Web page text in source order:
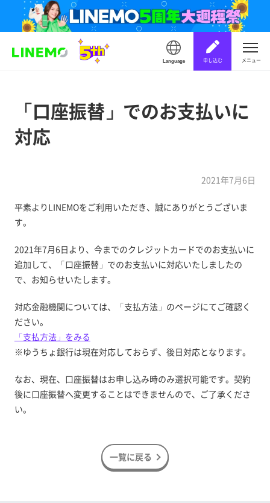
Language 申し込む メニュー
「口座振替」でのお支払いに
対応
2021年7月6日
平素よりLINEMOをご利用いただき、誠にありがとうございま
す。
2021年7月6日より、今までのクレジットカードでのお支払いに
追加して、「口座振替」でのお支払いに対応いたしましたの
で、お知らせいたします。
対応金融機関については、「支払方法」のページにてご確認く
ださい。
「支払方法」をみる
※ゆうちょ銀行は現在対応しておらず、後日対応となります。
なお、現在、口座振替はお申し込み時のみ選択可能です。契約
後に口座振替へ変更することはできませんので、ご了承くださ
い。
一覧に戻る